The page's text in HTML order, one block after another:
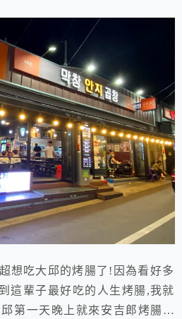
想吃大邱的烤腸了!因為看好多
這輩子最好吃的人生烤腸,我就
第一天晚上就來安吉郎烤腸街